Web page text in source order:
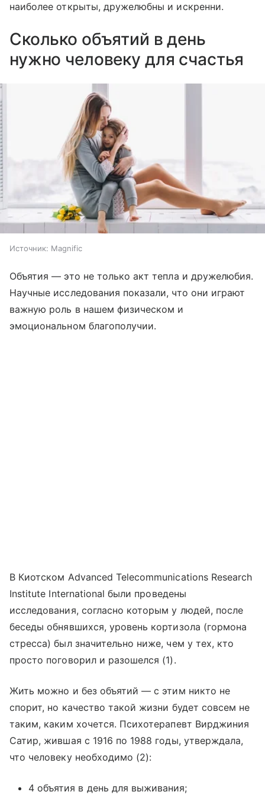
наиболее открыты, дружелюбны и искренни.
Сколько объятий в день
нужно человеку для счастья
Источник: Magnific
Объятия — это не только акт тепла и дружелюбия.
Научные исследования показали, что они играют
важную роль в нашем физическом и
эмоциональном благополучии.
В Киотском Advanced Telecommunications Research
Institute International были проведены
исследования, согласно которым у людей, после
беседы обнявшихся, уровень кортизола (гормона
стресса) был значительно ниже, чем у тех, кто
просто поговорил и разошелся (1).
Жить можно и без объятий — с этим никто не
спорит, но качество такой жизни будет совсем не
таким, каким хочется. Психотерапевт Вирджиния
Сатир, жившая с 1916 по 1988 годы, утверждала,
что человеку необходимо (2):
4 объятия в день для выживания;